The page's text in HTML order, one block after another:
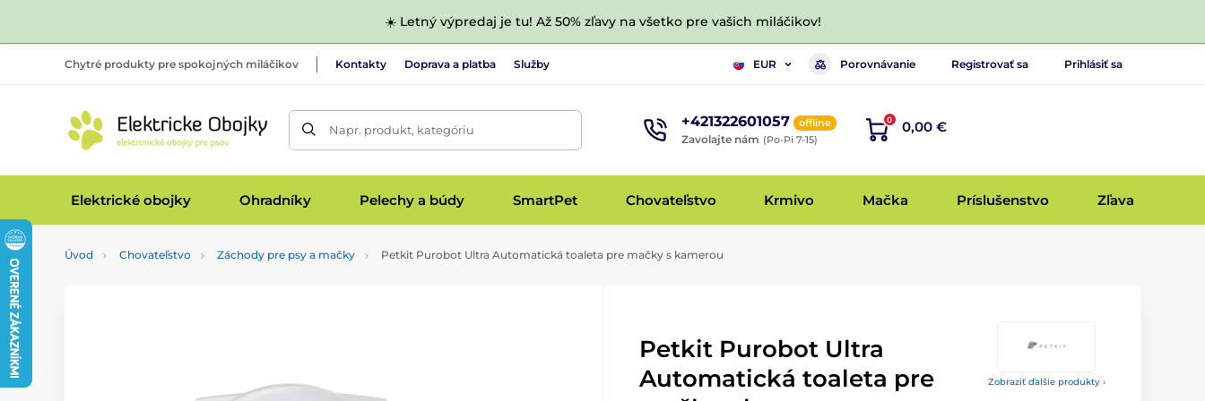
☀️ Letný výpredaj je tu! Až 50% zľavy na všetko pre vašich miláčikov!
Chytré produkty pre spokojných miláčikov Kontakty Doprava a platba Služby EUR Porovnávanie Registrovať sa Prihlásiť sa
Napr. produkt, kategóriu +421322601057 offline
Zavolajte nám (Po-Pi 7-15)
0 0,00 €
Elektrické obojky Ohradníky Pelechy a búdy SmartPet Chovateľstvo Krmivo Mačka Príslušenstvo Zľava
Úvod Chovateľstvo Záchody pre psy a mačky Petkit Purobot Ultra Automatická toaleta pre mačky s kamerou
Zobraziť ďalšie produkty ›
Petkit Purobot Ultra
Automatická toaleta pre